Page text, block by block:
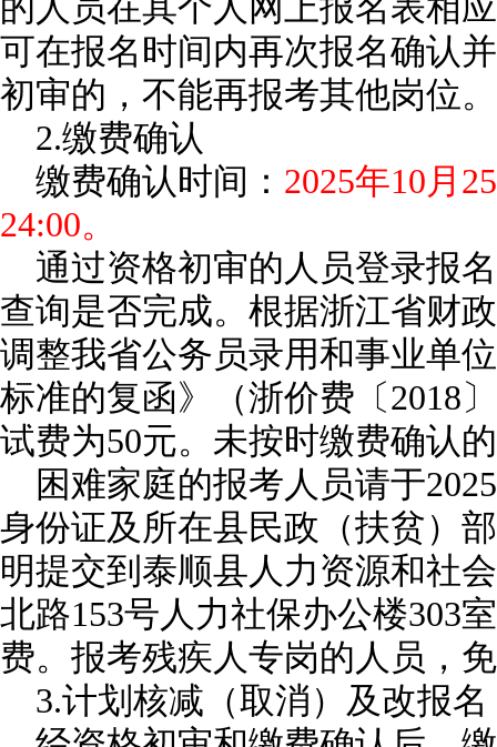
的人员在其个人网上报名表相
可在报名时间内再次报名确认
初审的，不能再报考其他岗位。
2.缴费确认
缴费确认时间： 2025年10月
24:00。
通过资格初审的人员登录报
查询是否完成。根据浙江省财
调整我省公务员录用和事业单
标准的复函》（浙价费〔2018
试费为50元。未按时缴费确认
困难家庭的报考人员请于
身份证及所在县民政（扶贫）
明提交到泰顺县人力资源和社
北路153号人力社保办公楼303
费。报考残疾人专岗的人员，
3.计划核减（取消）及改报名